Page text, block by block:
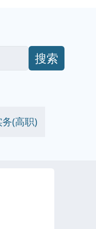
搜索
(高职)